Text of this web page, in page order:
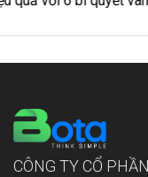
quả (P2)
CÔNG TY CỔ